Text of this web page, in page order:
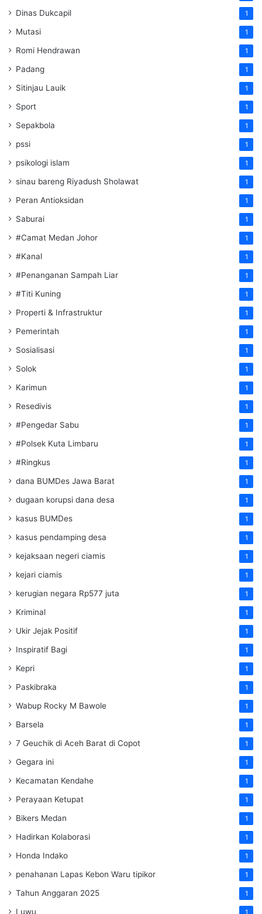
Dinas Dukcapil 1
Mutasi 1
Romi Hendrawan 1
Padang 1
Sitinjau Lauik 1
Sport 1
Sepakbola 1
pssi 1
psikologi islam 1
sinau bareng Riyadush Sholawat 1
Peran Antioksidan 1
Saburai 1
#Camat Medan Johor 1
#Kanal 1
#Penanganan Sampah Liar 1
#Titi Kuning 1
Properti & Infrastruktur 1
Pemerintah 1
Sosialisasi 1
Solok 1
Karimun 1
Resedivis 1
#Pengedar Sabu 1
#Polsek Kuta Limbaru 1
#Ringkus 1
dana BUMDes Jawa Barat 1
dugaan korupsi dana desa 1
kasus BUMDes 1
kasus pendamping desa 1
kejaksaan negeri ciamis 1
kejari ciamis 1
kerugian negara Rp577 juta 1
Kriminal 1
Ukir Jejak Positif 1
Inspiratif Bagi 1
Kepri 1
Paskibraka 1
Wabup Rocky M Bawole 1
Barsela 1
7 Geuchik di Aceh Barat di Copot 1
Gegara ini 1
Kecamatan Kendahe 1
Perayaan Ketupat 1
Bikers Medan 1
Hadirkan Kolaborasi 1
Honda Indako 1
penahanan Lapas Kebon Waru tipikor 1
Tahun Anggaran 2025 1
Luwu 1